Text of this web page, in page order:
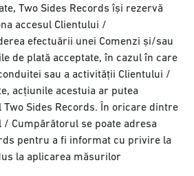
Two Sides Records își rezervă
accesul Clientului /
efectuării unei Comenzi și/sau
de plată acceptate, în cazul în care
sau a activității Clientului /
acțiunile acestuia ar putea
Sides Records. În oricare dintre
/ Cumpărătorul se poate adresa
pentru a fi informat cu privire la
la aplicarea măsurilor